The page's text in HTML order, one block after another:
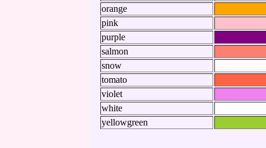
orange
pink
purple
salmon
snow
tomato
violet
white
yellowgreen